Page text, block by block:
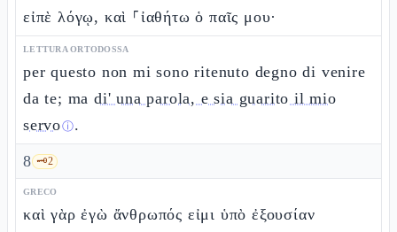
εἰπὲ λόγῳ, καὶ ⸀ἰαθήτω ὁ παῖς μου·
LETTURA ORTODOSSA
per questo non mi sono ritenuto degno di venire
da te; madi' una parola, e sia guarito il mio
servoⓘ.
8 🗝️2
GRECO
καὶ γὰρ ἐγὼ ἄνθρωπός εἰμι ὑπὸ ἐξουσίαν